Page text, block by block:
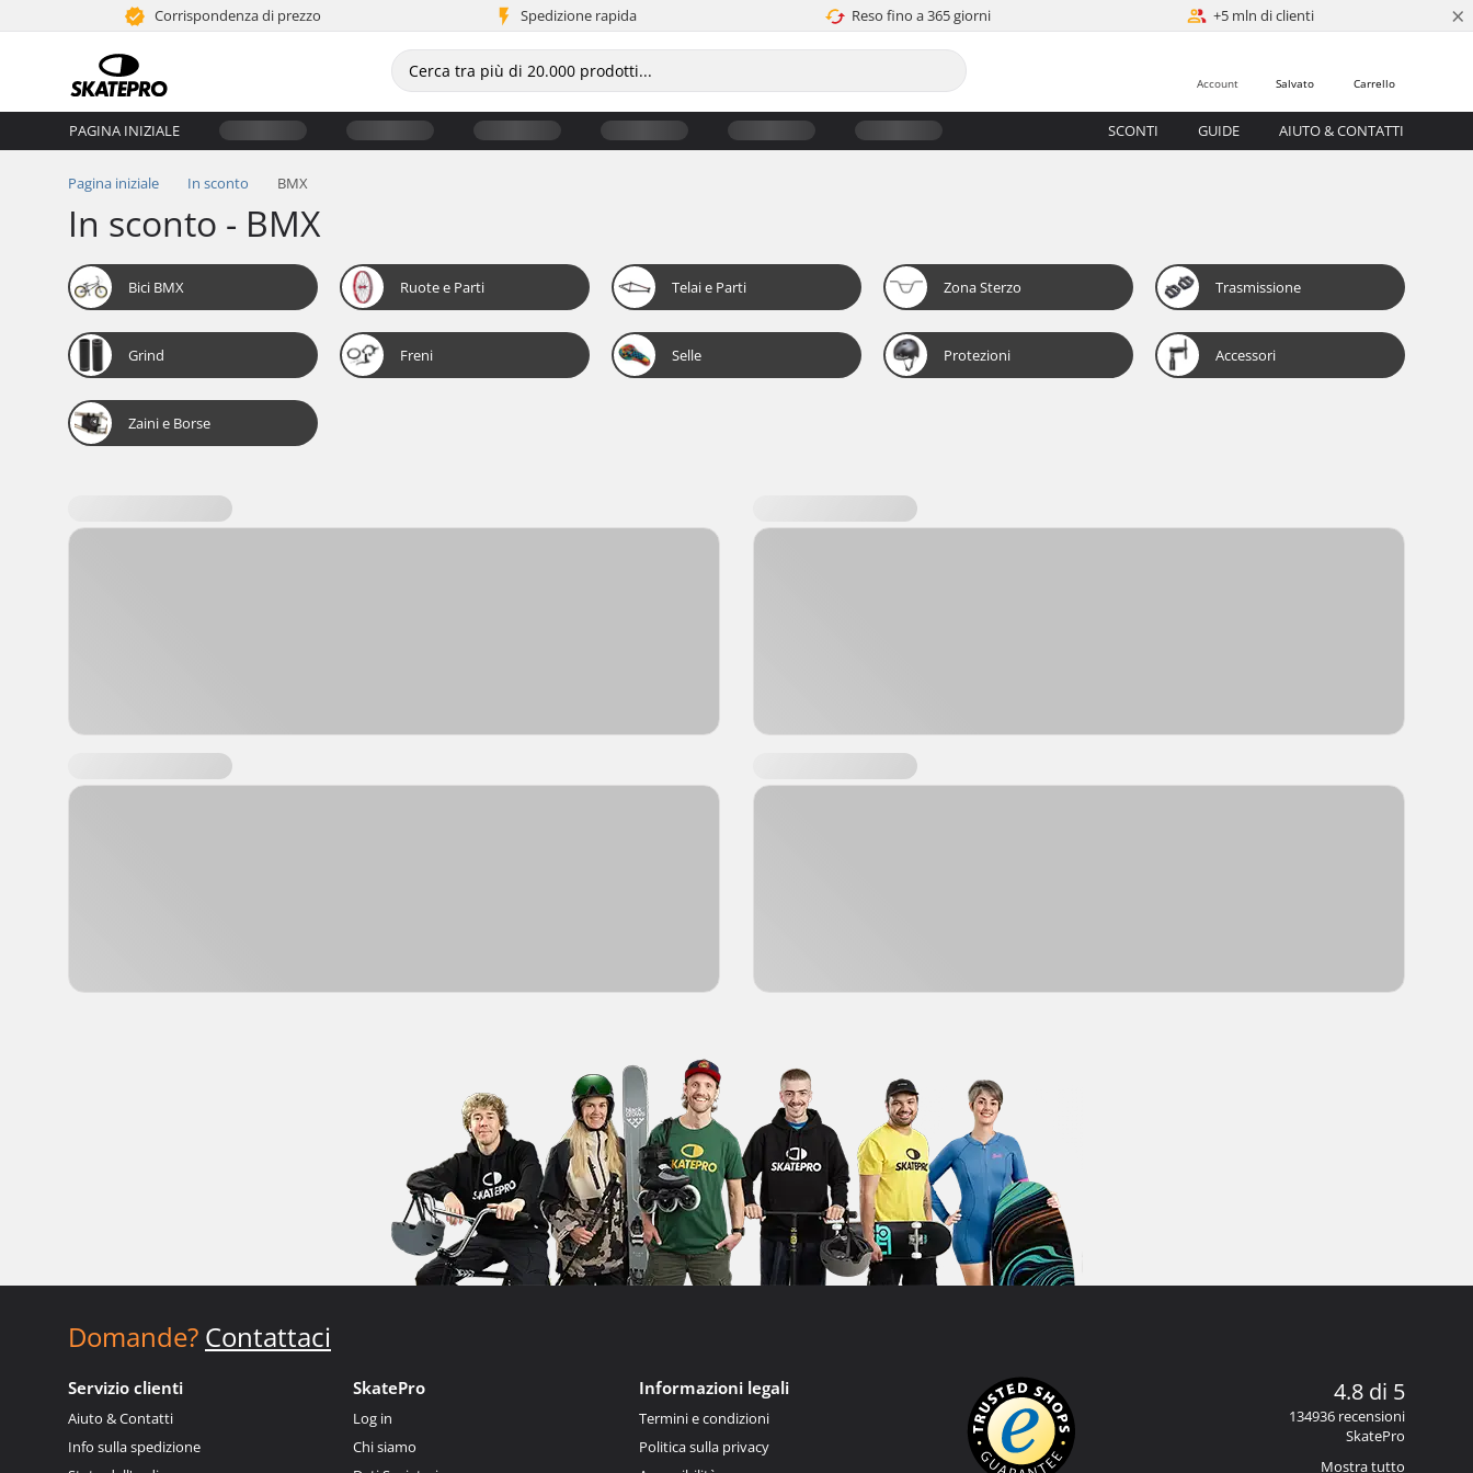
Corrispondenza di prezzo Spedizione rapida Reso fino a 365 giorni +5 mln di clienti ×
Carrello
Salvato
Account
PAGINA INIZIALE SCONTI GUIDE AIUTO & CONTATTI
Pagina iniziale In sconto BMX
In sconto - BMX
Bici BMX Ruote e Parti Telai e Parti Zona Sterzo Trasmissione
Grind Freni Selle Protezioni Accessori
Zaini e Borse
Domande? Contattaci
Servizio clienti
Aiuto & Contatti
Info sulla spedizione
SkatePro
Log in
Chi siamo
Informazioni legali
Termini e condizioni
Politica sulla privacy
4.8 di 5
134936 recensioni
SkatePro
Mostra tutto